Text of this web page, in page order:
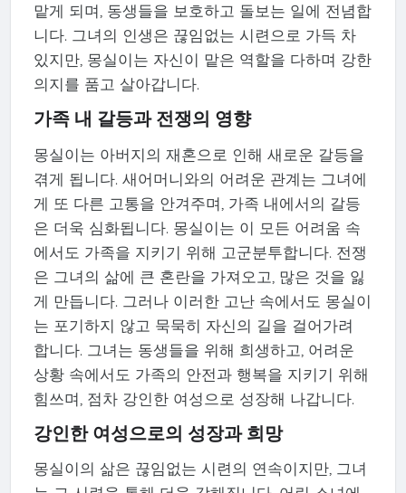
맡게 되며, 동생들을 보호하고 돌보는 일에 전념합
니다. 그녀의 인생은 끊임없는 시련으로 가득 차
있지만, 몽실이는 자신이 맡은 역할을 다하며 강한
의지를 품고 살아갑니다.
가족 내 갈등과 전쟁의 영향
몽실이는 아버지의 재혼으로 인해 새로운 갈등을
겪게 됩니다. 새어머니와의 어려운 관계는 그녀에
게 또 다른 고통을 안겨주며, 가족 내에서의 갈등
은 더욱 심화됩니다. 몽실이는 이 모든 어려움 속
에서도 가족을 지키기 위해 고군분투합니다. 전쟁
은 그녀의 삶에 큰 혼란을 가져오고, 많은 것을 잃
게 만듭니다. 그러나 이러한 고난 속에서도 몽실이
는 포기하지 않고 묵묵히 자신의 길을 걸어가려
합니다. 그녀는 동생들을 위해 희생하고, 어려운
상황 속에서도 가족의 안전과 행복을 지키기 위해
힘쓰며, 점차 강인한 여성으로 성장해 나갑니다.
강인한 여성으로의 성장과 희망
몽실이의 삶은 끊임없는 시련의 연속이지만, 그녀